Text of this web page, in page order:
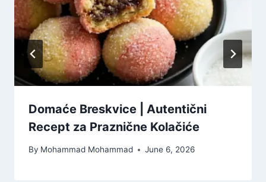
Domaće Breskvice | Autentični
Recept za Praznične Kolačiće
By Mohammad Mohammad June 6, 2026